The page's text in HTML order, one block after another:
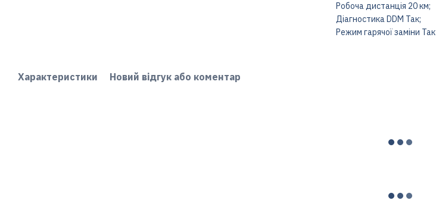
Характеристики Новий відгук або коментар
Робоча дистанція 20 км;
Діагностика DDM Так;
Режим гарячої заміни Так